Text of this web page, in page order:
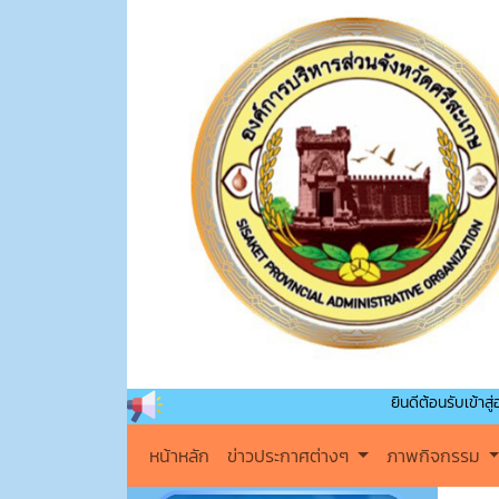
ยินดีต้อนรับเข้าสู่องค์การบริ
หน้าหลัก ข่าวประกาศต่างๆ ภาพกิจกรรม